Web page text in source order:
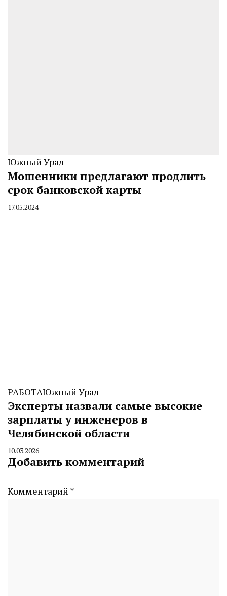
Южный Урал
Мошенники предлагают продлить
срок банковской карты
By
17.05.2024
РАБОТАЮжный Урал
Эксперты назвали самые высокие
зарплаты у инженеров в
Челябинской области
By
CHELINDUSTRY
10.03.2026
Добавить комментарий
Комментарий *